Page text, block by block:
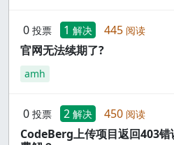
0 投票 1 解决 445 阅读
官网无法续期了?
amh
0 投票 2 解决 450 阅读
CodeBerg上传项目返回403